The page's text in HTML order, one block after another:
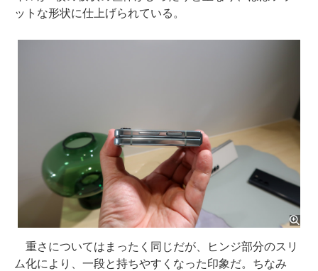
ットな形状に仕上げられている。
重さについてはまったく同じだが、ヒンジ部分のスリ
ム化により、一段と持ちやすくなった印象だ。ちなみ